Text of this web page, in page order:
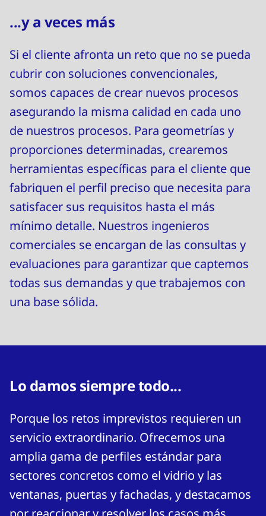
Lo damos siempre todo...
Porque los retos imprevistos requieren un
servicio extraordinario. Ofrecemos una
amplia gama de perfiles estándar para
sectores concretos como el vidrio y las
ventanas, puertas y fachadas, y destacamos
...y a veces más
Si el cliente afronta un reto que no se pueda
cubrir con soluciones convencionales,
somos capaces de crear nuevos procesos
asegurando la misma calidad en cada uno
de nuestros procesos. Para geometrías y
proporciones determinadas, crearemos
herramientas específicas para el cliente que
fabriquen el perfil preciso que necesita para
satisfacer sus requisitos hasta el más
mínimo detalle. Nuestros ingenieros
comerciales se encargan de las consultas y
evaluaciones para garantizar que captemos
todas sus demandas y que trabajemos con
una base sólida.